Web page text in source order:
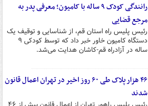
رانندگی کودک ۹ ساله با کامیون؛ معرفی پدر به
مرجع قضایی
رئیس پلیس راه استان قم، از شناسایی و توقیف یک
دستگاه کامیون خاور خبر داد که توسط کودکی ۹
ساله در آزادراه قم-کاشان هدایت می‌شد.
۴۶ هزار پلاک طی ۶۰ روز اخیر در تهران اعمال قانون
شدند